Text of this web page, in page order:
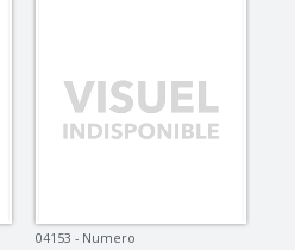
04153 - Numero